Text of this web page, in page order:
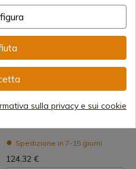
1016602900 Guanti funzionali
Spedizione in 7-15 giorni
124,32 €
sulla privacy e sui cookie